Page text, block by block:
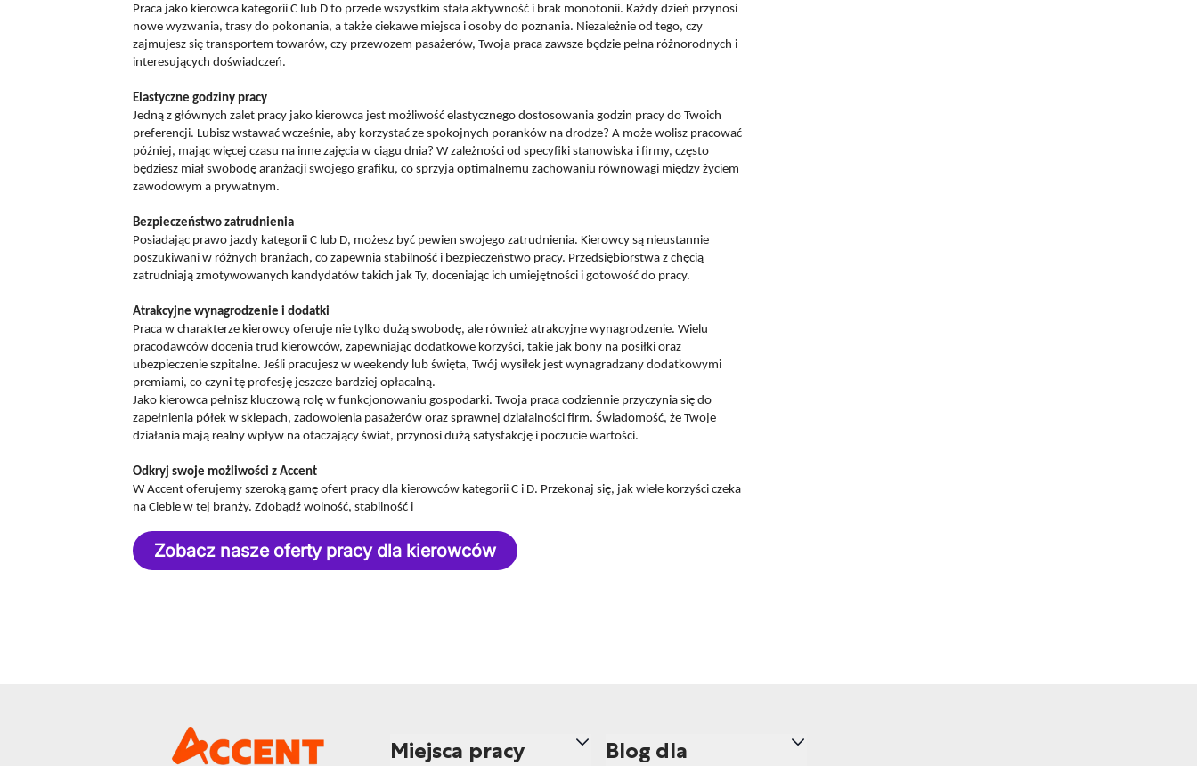
Praca jako kierowca kategorii C lub D to przede wszystkim stała aktywność i brak monotonii. Każdy dzień przynosi
nowe wyzwania, trasy do pokonania, a także ciekawe miejsca i osoby do poznania. Niezależnie od tego, czy
zajmujesz się transportem towarów, czy przewozem pasażerów, Twoja praca zawsze będzie pełna różnorodnych i
interesujących doświadczeń.
Elastyczne godziny pracy
Jedną z głównych zalet pracy jako kierowca jest możliwość elastycznego dostosowania godzin pracy do Twoich
preferencji. Lubisz wstawać wcześnie, aby korzystać ze spokojnych poranków na drodze? A może wolisz pracować
później, mając więcej czasu na inne zajęcia w ciągu dnia? W zależności od specyfiki stanowiska i firmy, często
będziesz miał swobodę aranżacji swojego grafiku, co sprzyja optimalnemu zachowaniu równowagi między życiem
zawodowym a prywatnym.
Bezpieczeństwo zatrudnienia
Posiadając prawo jazdy kategorii C lub D, możesz być pewien swojego zatrudnienia. Kierowcy są nieustannie
poszukiwani w różnych branżach, co zapewnia stabilność i bezpieczeństwo pracy. Przedsiębiorstwa z chęcią
zatrudniają zmotywowanych kandydatów takich jak Ty, doceniając ich umiejętności i gotowość do pracy.
Atrakcyjne wynagrodzenie i dodatki
Praca w charakterze kierowcy oferuje nie tylko dużą swobodę, ale również atrakcyjne wynagrodzenie. Wielu
pracodawców docenia trud kierowców, zapewniając dodatkowe korzyści, takie jak bony na posiłki oraz
ubezpieczenie szpitalne. Jeśli pracujesz w weekendy lub święta, Twój wysiłek jest wynagradzany dodatkowymi
premiami, co czyni tę profesję jeszcze bardziej opłacalną.
Jako kierowca pełnisz kluczową rolę w funkcjonowaniu gospodarki. Twoja praca codziennie przyczynia się do
zapełnienia półek w sklepach, zadowolenia pasażerów oraz sprawnej działalności firm. Świadomość, że Twoje
działania mają realny wpływ na otaczający świat, przynosi dużą satysfakcję i poczucie wartości.
Odkryj swoje możliwości z Accent
W Accent oferujemy szeroką gamę ofert pracy dla kierowców kategorii C i D. Przekonaj się, jak wiele korzyści czeka
na Ciebie w tej branży. Zdobądź wolność, stabilność i
Zobacz nasze oferty pracy dla kierowców
Miejsca pracy
Blog dla